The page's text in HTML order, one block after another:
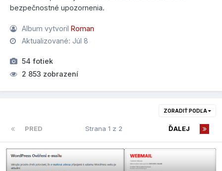
bezpečnostné upozornenia.
Album vytvorilRoman
Aktualizované:Júl 8
54 fotiek
2 853 zobrazení
ZORADIŤ PODĽA
PRED ĎALEJ
Strana 1 z 2